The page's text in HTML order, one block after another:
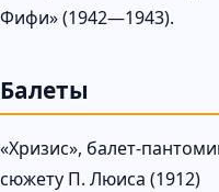
Фифи» (1942—1943).
Балеты
«Хризис», балет-
сюжету П. Люиса (1912)